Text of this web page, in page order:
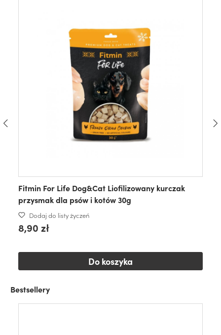
Fitmin For Life Dog&Cat Liofilizowany kurczak
przysmak dla psów i kotów 30g
Dodaj do listy życzeń
8,90 zł
Do koszyka
Bestsellery